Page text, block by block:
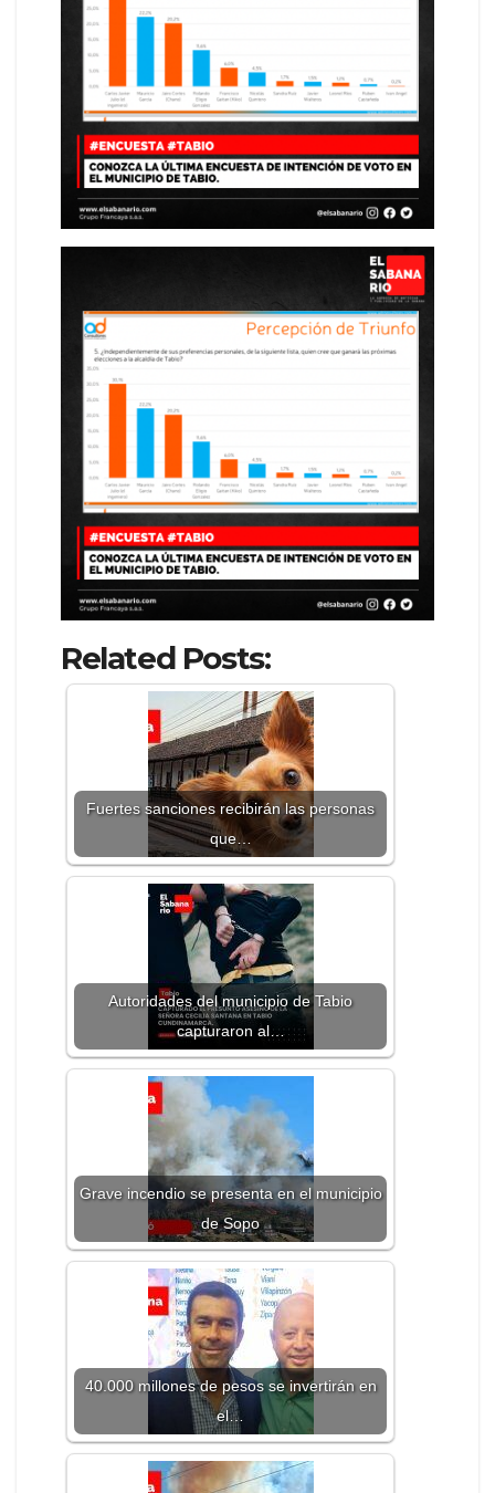
Related Posts:
Fuertes sanciones recibirán las personas
que…
Autoridades del municipio de Tabio
capturaron al…
Grave incendio se presenta en el municipio
de Sopo
40.000 millones de pesos se invertirán en
el…